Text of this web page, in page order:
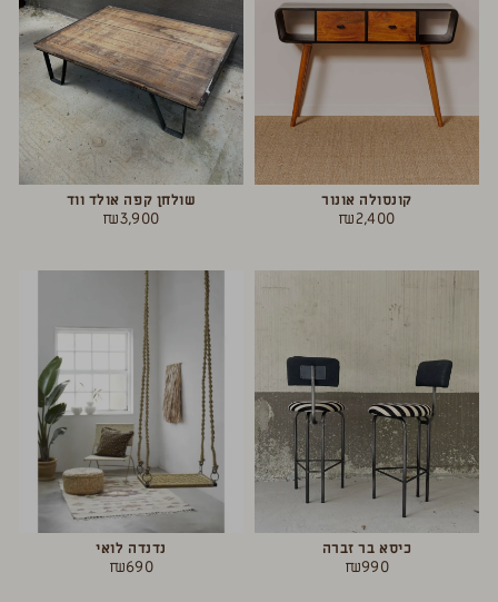
קונסולה אונור
₪2,400
שולחן קפה אולד ווד
₪3,900
כיסא בר זברה
₪990
נדנדה לואי
₪690